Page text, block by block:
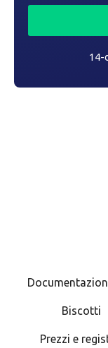
14-
Biscotti
Prezzi e